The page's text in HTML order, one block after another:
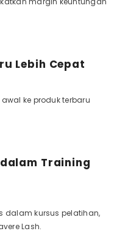
Lebih Cepat
ke produk terbaru
Training
dalam kursus pelatihan,
Lash.